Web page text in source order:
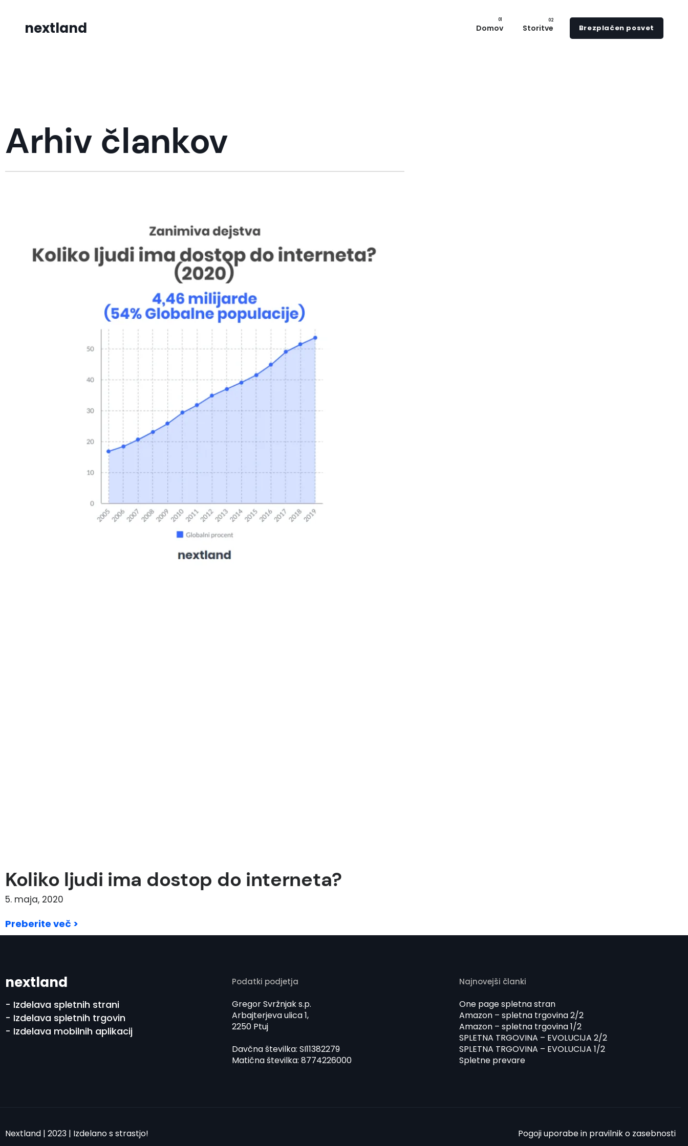
nextland Domov Storitve Brezplačen posvet
Arhiv člankov
Koliko ljudi ima dostop do interneta?
5. maja, 2020
Preberite več >
nextland
- Izdelava spletnih strani
- Izdelava spletnih trgovin
- Izdelava mobilnih aplikacij
Podatki podjetja
Gregor Svržnjak s.p.
Arbajterjeva ulica 1,
2250 Ptuj
Davčna številka: SI11382279
Matična številka: 8774226000
Najnovejši članki
One page spletna stran
Amazon – spletna trgovina 2/2
Amazon – spletna trgovina 1/2
SPLETNA TRGOVINA – EVOLUCIJA 2/2
SPLETNA TRGOVINA – EVOLUCIJA 1/2
Spletne prevare
Nextland | 2023 | Izdelano s strastjo! Pogoji uporabe in pravilnik o zasebnosti